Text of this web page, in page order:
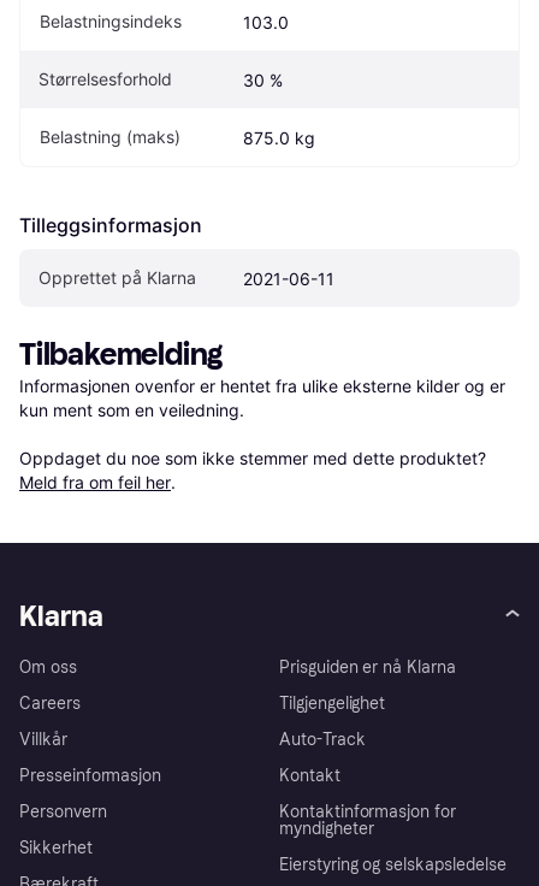
Belastningsindeks 103.0
Størrelsesforhold 30 %
Belastning (maks) 875.0 kg
Tilleggsinformasjon
Opprettet på Klarna 2021-06-11
Tilbakemelding
Informasjonen ovenfor er hentet fra ulike eksterne kilder og er
kun ment som en veiledning.
Oppdaget du noe som ikke stemmer med dette produktet?
Meld fra om feil her.
Klarna
Om oss
Careers
Villkår
Presseinformasjon
Personvern
Sikkerhet
Prisguiden er nå Klarna
Tilgjengelighet
Auto-Track
Kontakt
Kontaktinformasjon for
myndigheter
Eierstyring og selskapsledelse